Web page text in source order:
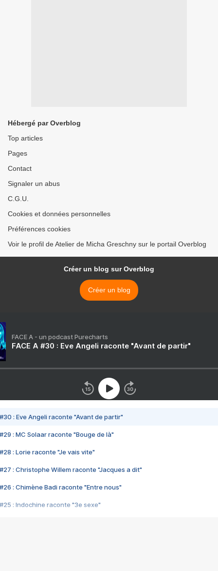
Hébergé par Overblog
Top articles
Pages
Contact
Signaler un abus
C.G.U.
Cookies et données personnelles
Préférences cookies
Voir le profil de Atelier de Micha Greschny sur le portail Overblog
Créer un blog sur Overblog
Créer un blog
FACE A - un podcast Purecharts
FACE A #30 : Eve Angeli raconte "Avant de partir"
#30 : Eve Angeli raconte "Avant de partir"
#29 : MC Solaar raconte "Bouge de là"
#28 : Lorie raconte "Je vais vite"
#27 : Christophe Willem raconte "Jacques a dit"
#26 : Chimène Badi raconte "Entre nous"
#25 : Indochine raconte "3e sexe"